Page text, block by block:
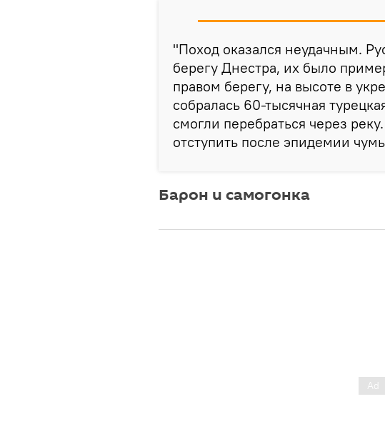
"Поход оказался неудачным.
берегу Днестра, их было
правом берегу, на высоте в
собралась 60-тысячная
смогли перебраться через
отступить после эпидемии
Барон и самогонка